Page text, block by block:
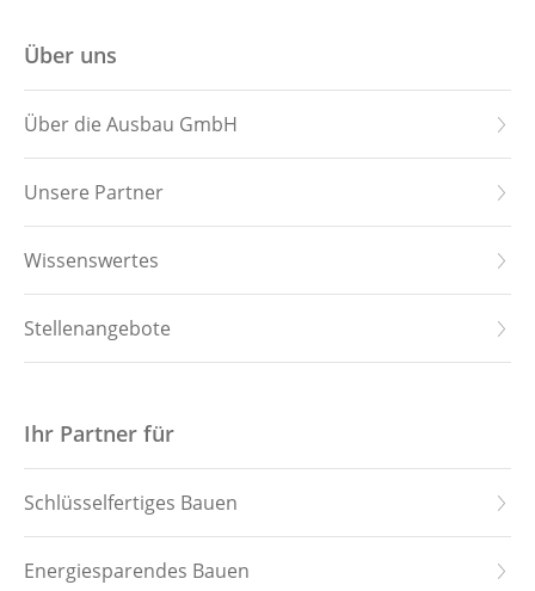
Hauskollektion
Downloads
Leistungen
Referenzen
Über uns
Kontakt
Über uns
Über die Ausbau GmbH
Unsere Partner
Wissenswertes
Stellenangebote
Ihr Partner für
Schlüsselfertiges Bauen
Energiesparendes Bauen